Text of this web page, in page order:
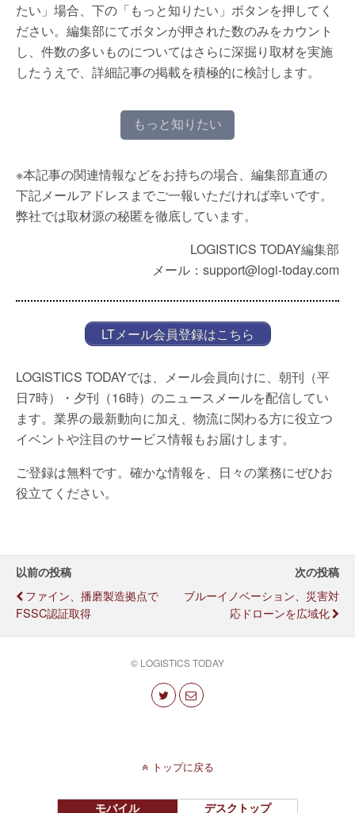
たい」場合、下の「もっと知りたい」ボタンを押してく
ださい。編集部にてボタンが押された数のみをカウント
し、件数の多いものについてはさらに深掘り取材を実施
したうえで、詳細記事の掲載を積極的に検討します。
もっと知りたい
※本記事の関連情報などをお持ちの場合、編集部直通の
下記メールアドレスまでご一報いただければ幸いです。
弊社では取材源の秘匿を徹底しています。
LOGISTICS TODAY編集部
メール：support@logi-today.com
LTメール会員登録はこちら
LOGISTICS TODAYでは、メール会員向けに、朝刊（平
日7時）・夕刊（16時）のニュースメールを配信してい
ます。業界の最新動向に加え、物流に関わる方に役立つ
イベントや注目のサービス情報もお届けします。
ご登録は無料です。確かな情報を、日々の業務にぜひお
役立てください。
以前の投稿
ファイン、播磨製造拠点で
FSSC認証取得
次の投稿
ブルーイノベーション、災害対
応ドローンを広域化
© LOGISTICS TODAY
トップに戻る
モバイル デスクトップ